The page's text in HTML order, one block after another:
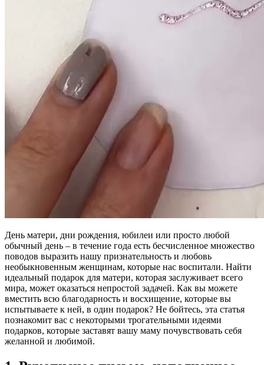
День матери, дни рождения, юбилеи или просто любой
обычный день – в течение года есть бесчисленное множество
поводов выразить нашу признательность и любовь
необыкновенным женщинам, которые нас воспитали. Найти
идеальный подарок для матери, которая заслуживает всего
мира, может оказаться непростой задачей. Как вы можете
вместить всю благодарность и восхищение, которые вы
испытываете к ней, в один подарок? Не бойтесь, эта статья
познакомит вас с некоторыми трогательными идеями
подарков, которые заставят вашу маму почувствовать себя
желанной и любимой.